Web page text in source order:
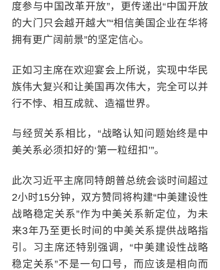
度参与中国改革开放”，更传递出“中国开放
的大门只会越开越大”“相信美国企业在华将
拥有更广阔前景”的坚定信心。
正如习主席在欢迎宴会上所说，实现中华民
族伟大复兴和让美国再次伟大，完全可以并
行不悖、相互成就、造福世界。
与经贸关系相比，“战略认知问题始终是中
美关系必须扣好的‘第一粒纽扣’”。
此次习近平主席同特朗普总统会谈时间超过
2小时15分钟，双方赞同将构建“中美建设性
战略稳定关系”作为中美关系新定位，为未
来3年乃至更长时间的中美关系提供战略指
引。习主席还特别强调，“中美建设性战略
稳定关系”不是一句口号，而应该是相向而